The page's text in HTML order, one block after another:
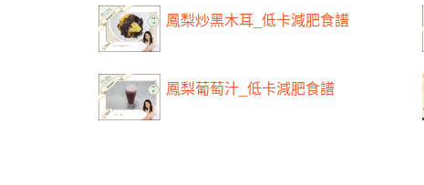
鳳梨炒黑木耳_低卡減肥食譜
鳳梨葡萄汁_低卡減肥食譜